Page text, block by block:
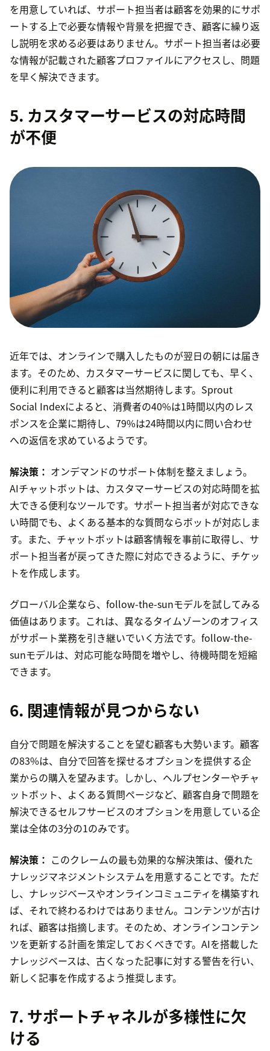
を用意していれば、サポート担当者は顧客を効果的にサポ
ートする上で必要な情報や背景を把握でき、顧客に繰り返
し説明を求める必要はありません。サポート担当者は必要
な情報が記載された顧客プロファイルにアクセスし、問題
を早く解決できます。
5. カスタマーサービスの対応時間
が不便
近年では、オンラインで購入したものが翌日の朝には届き
ます。そのため、カスタマーサービスに関しても、早く、
便利に利用できると顧客は当然期待します。Sprout
Social Indexによると、消費者の40%は1時間以内のレス
ポンスを企業に期待し、79%は24時間以内に問い合わせ
への返信を求めているようです。
解決策： オンデマンドのサポート体制を整えましょう。
AIチャットボットは、カスタマーサービスの対応時間を拡
大できる便利なツールです。サポート担当者が対応できな
い時間でも、よくある基本的な質問ならボットが対応しま
す。また、チャットボットは顧客情報を事前に取得し、サ
ポート担当者が戻ってきた際に対応できるように、チケッ
トを作成します。
グローバル企業なら、follow-the-sunモデルを試してみる
価値はあります。これは、異なるタイムゾーンのオフィス
がサポート業務を引き継いでいく方法です。follow-the-
sunモデルは、対応可能な時間を増やし、待機時間を短縮
できます。
6. 関連情報が見つからない
自分で問題を解決することを望む顧客も大勢います。顧客
の83%は、自分で回答を探せるオプションを提供する企
業からの購入を望みます。しかし、ヘルプセンターやチャ
ットボット、よくある質問ページなど、顧客自身で問題を
解決できるセルフサービスのオプションを用意している企
業は全体の3分の1のみです。
解決策： このクレームの最も効果的な解決策は、優れた
ナレッジマネジメントシステムを用意することです。ただ
し、ナレッジベースやオンラインコミュニティを構築すれ
ば、それで終わるわけではありません。コンテンツが古け
れば、顧客は指摘します。そのため、オンラインコンテン
ツを更新する計画を策定しておくべきです。AIを搭載した
ナレッジベースは、古くなった記事に対する警告を行い、
新しく記事を作成するよう推奨します。
7. サポートチャネルが多様性に欠
ける